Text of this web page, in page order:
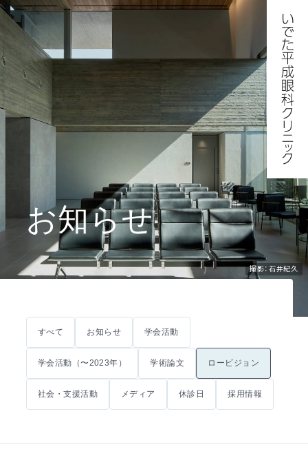
お知らせ
撮影：石井紀久
すべて お知らせ 学会活動
学会活動（〜2023年） 学術論文 ロービジョン
社会・支援活動 メディア 休診日 採用情報